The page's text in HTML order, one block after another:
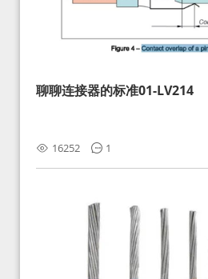
聊聊连接器的标准01-LV214
16252 1